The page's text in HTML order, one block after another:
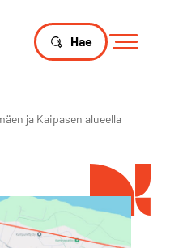
Hae
ja Kaipasen alueella